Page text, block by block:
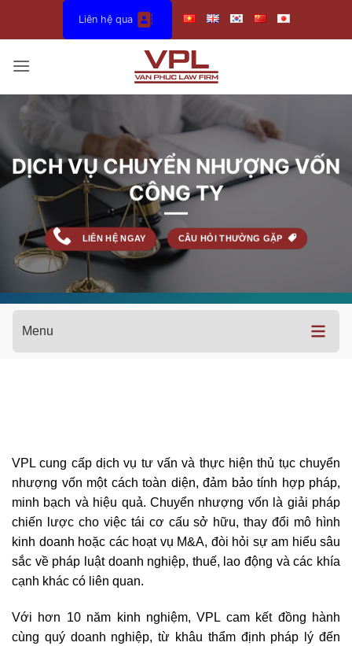
dung
Liên hệ qua
DỊCH VỤ CHUYỂN NHƯỢNG VỐN
CÔNG TY
LIÊN HỆ NGAY CÂU HỎI THƯỜNG GẶP
Menu
VPL cung cấp dịch vụ tư vấn và thực hiện thủ tục chuyển
nhượng vốn một cách toàn diện, đảm bảo tính hợp pháp,
minh bạch và hiệu quả. Chuyển nhượng vốn là giải pháp
chiến lược cho việc tái cơ cấu sở hữu, thay đổi mô hình
kinh doanh hoặc các hoạt vụ M&A, đòi hỏi sự am hiểu sâu
sắc về pháp luật doanh nghiệp, thuế, lao động và các khía
cạnh khác có liên quan.
Với hơn 10 năm kinh nghiệm, VPL cam kết đồng hành
cùng quý doanh nghiệp, từ khâu thẩm định pháp lý đến